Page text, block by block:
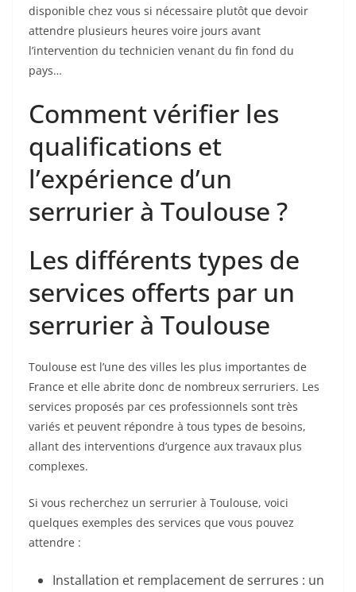
disponible chez vous si nécessaire plutôt que devoir
attendre plusieurs heures voire jours avant
l’intervention du technicien venant du fin fond du
pays…
Comment vérifier les
qualifications et
l’expérience d’un
serrurier à Toulouse ?
Les différents types de
services offerts par un
serrurier à Toulouse
Toulouse est l’une des villes les plus importantes de
France et elle abrite donc de nombreux serruriers. Les
services proposés par ces professionnels sont très
variés et peuvent répondre à tous types de besoins,
allant des interventions d’urgence aux travaux plus
complexes.
Si vous recherchez un serrurier à Toulouse, voici
quelques exemples des services que vous pouvez
attendre :
Installation et remplacement de serrures : un